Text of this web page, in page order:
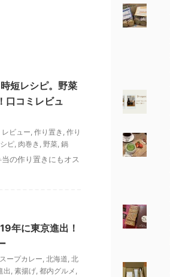
短レシピ。野菜
口コミレビュ
レビュー 作り置き 作り
ピ 肉巻き 野菜 鍋
の作り置きにもオス
年に東京進出！
スープカレー 北海道 北
出 素揚げ 都内グルメ